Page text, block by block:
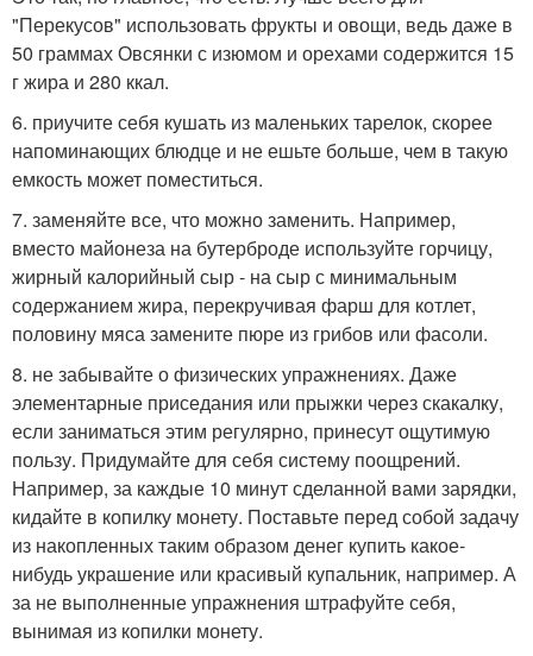
"Перекусов" использовать фрукты и овощи, ведь даже в
50 граммах Овсянки с изюмом и орехами содержится 15
г жира и 280 ккал.
6. приучите себя кушать из маленьких тарелок, скорее
напоминающих блюдце и не ешьте больше, чем в такую
емкость может поместиться.
7. заменяйте все, что можно заменить. Например,
вместо майонеза на бутерброде используйте горчицу,
жирный калорийный сыр - на сыр с минимальным
содержанием жира, перекручивая фарш для котлет,
половину мяса замените пюре из грибов или фасоли.
8. не забывайте о физических упражнениях. Даже
элементарные приседания или прыжки через скакалку,
если заниматься этим регулярно, принесут ощутимую
пользу. Придумайте для себя систему поощрений.
Например, за каждые 10 минут сделанной вами зарядки,
кидайте в копилку монету. Поставьте перед собой задачу
из накопленных таким образом денег купить какое-
нибудь украшение или красивый купальник, например. А
за не выполненные упражнения штрафуйте себя,
вынимая из копилки монету.